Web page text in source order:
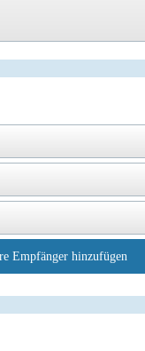
Empfänger hinzufügen